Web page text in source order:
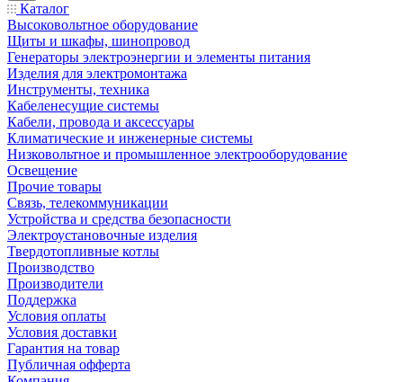
Каталог
Высоковольтное оборудование
Щиты и шкафы, шинопровод
Генераторы электроэнергии и элементы питания
Изделия для электромонтажа
Инструменты, техника
Кабеленесущие системы
Кабели, провода и аксессуары
Климатические и инженерные системы
Низковольтное и промышленное электрооборудование
Освещение
Прочие товары
Связь, телекоммуникации
Устройства и средства безопасности
Электроустановочные изделия
Твердотопливные котлы
Производство
Производители
Поддержка
Условия оплаты
Условия доставки
Гарантия на товар
Публичная офферта